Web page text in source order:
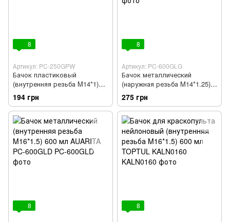
8
Артикул: PC-250GPW
Бачок пластиковый
(внутренняя резьба M14*1)
250 мл AUARITA PC-250GPW
194 грн
8
Артикул: PC-600GLG
Бачок металлический
(наружная резьба M14*1.25)
600 мл AUARITA PC-600GLG
275 грн
8 8